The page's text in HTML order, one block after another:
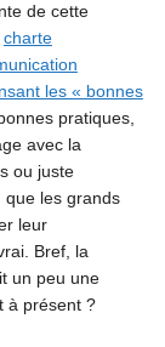
de cette
charte
les « bonnes
pratiques,
avec la
ou juste
que les grands
leur
Bref, la
un peu une
à présent ?